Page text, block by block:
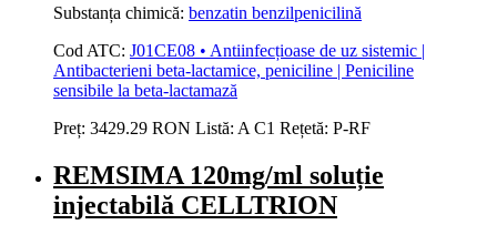
Substanța chimică: benzatin benzilpenicilină
Cod ATC: J01CE08 • Antiinfecțioase de uz sistemic |
Antibacterieni beta-lactamice, peniciline | Peniciline
sensibile la beta-lactamază
Preț: 3429.29 RON Listă: A C1 Rețetă: P-RF
REMSIMA 120mg/ml soluție
injectabilă CELLTRION